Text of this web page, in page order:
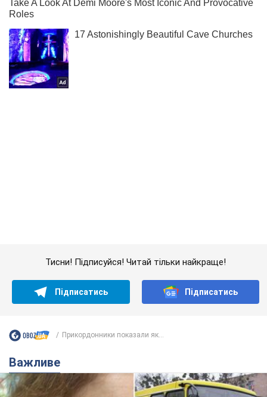
У Львові жінка спровокувала конфлікт,
розмовляючи російською мовою у маршрутці:
поліція склала адмінпротокол. Відео